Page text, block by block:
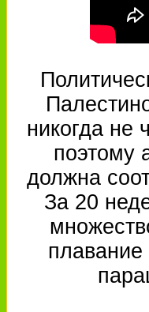
никогда не
поэтому
должна
За 20